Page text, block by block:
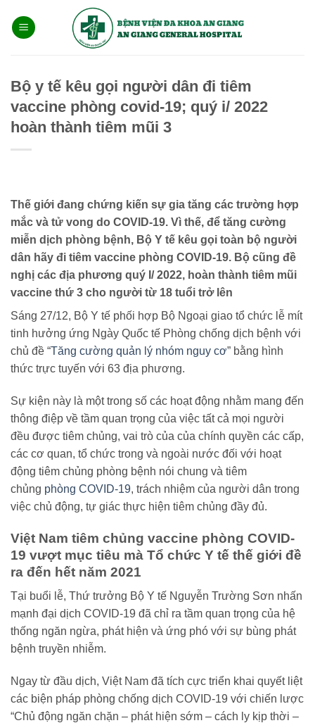
qua
Bộ y tế kêu gọi người dân đi tiêm
vaccine phòng covid-19; quý i/ 2022
hoàn thành tiêm mũi 3
Thế giới đang chứng kiến sự gia tăng các trường hợp
mắc và tử vong do COVID-19. Vì thế, để tăng cường
miễn dịch phòng bệnh, Bộ Y tế kêu gọi toàn bộ người
dân hãy đi tiêm vaccine phòng COVID-19. Bộ cũng đề
nghị các địa phương quý I/ 2022, hoàn thành tiêm mũi
vaccine thứ 3 cho người từ 18 tuổi trở lên
Sáng 27/12, Bộ Y tế phối hợp Bộ Ngoại giao tổ chức lễ mít
tinh hưởng ứng Ngày Quốc tế Phòng chống dịch bệnh với
chủ đề “Tăng cường quản lý nhóm nguy cơ” bằng hình
thức trực tuyến với 63 địa phương.
Sự kiện này là một trong số các hoạt động nhằm mang đến
thông điệp về tầm quan trọng của việc tất cả mọi người
đều được tiêm chủng, vai trò của của chính quyền các cấp,
các cơ quan, tổ chức trong và ngoài nước đối với hoạt
động tiêm chủng phòng bệnh nói chung và tiêm
chủng phòng COVID-19, trách nhiệm của người dân trong
việc chủ động, tự giác thực hiện tiêm chủng đầy đủ.
Việt Nam tiêm chủng vaccine phòng COVID-
19 vượt mục tiêu mà Tổ chức Y tế thế giới đề
ra đến hết năm 2021
Tại buổi lễ, Thứ trưởng Bộ Y tế Nguyễn Trường Sơn nhấn
mạnh đại dịch COVID-19 đã chỉ ra tầm quan trọng của hệ
thống ngăn ngừa, phát hiện và ứng phó với sự bùng phát
bệnh truyền nhiễm.
Ngay từ đầu dịch, Việt Nam đã tích cực triển khai quyết liệt
các biện pháp phòng chống dịch COVID-19 với chiến lược
“Chủ động ngăn chặn – phát hiện sớm – cách ly kịp thời –